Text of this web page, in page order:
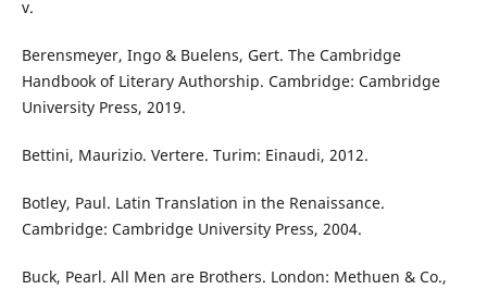
v.
Berensmeyer, Ingo & Buelens, Gert. The Cambridge
Handbook of Literary Authorship. Cambridge: Cambridge
University Press, 2019.
Bettini, Maurizio. Vertere. Turim: Einaudi, 2012.
Botley, Paul. Latin Translation in the Renaissance.
Cambridge: Cambridge University Press, 2004.
Buck, Pearl. All Men are Brothers. London: Methuen & Co.,